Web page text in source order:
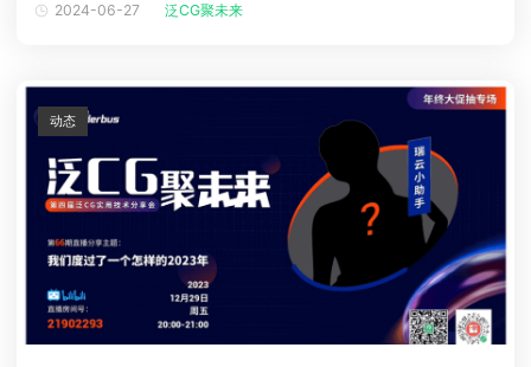
功举办四届，为线上线下数千名CG爱好者、从业者搭建起面对面技术交流
2024-06-27 泛CG聚未来
动态